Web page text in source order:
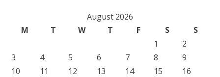
August 2026
M
T W T F S
S
1
2
3
4 5 6 7 8
9
10
11 12 13 14 15
16